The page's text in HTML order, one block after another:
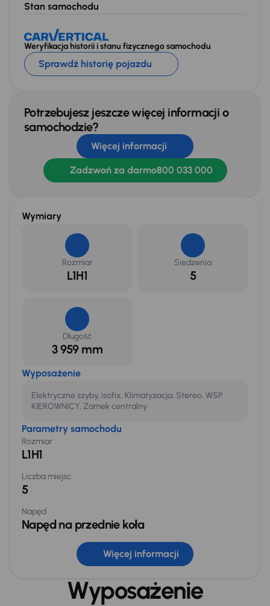
Stan samochodu
Weryfikacja historii i stanu fizycznego samochodu
Sprawdź historię pojazdu
Potrzebujesz jeszcze więcej informacji o
samochodzie?
Więcej informacji
Zadzwoń za darmo800 033 000
Wymiary
Rozmiar
L1H1
Siedzenia
5
Długość
3 959 mm
Wyposażenie
Elektryczne szyby, isofix, Klimatyzacja, Stereo, WSP.
KIEROWNICY, Zamek centralny
Parametry samochodu
Rozmiar
L1H1
Liczba miejsc
5
Napęd
Napęd na przednie koła
Wymiary zewnętrzne
Więcej informacji
Wyposażenie